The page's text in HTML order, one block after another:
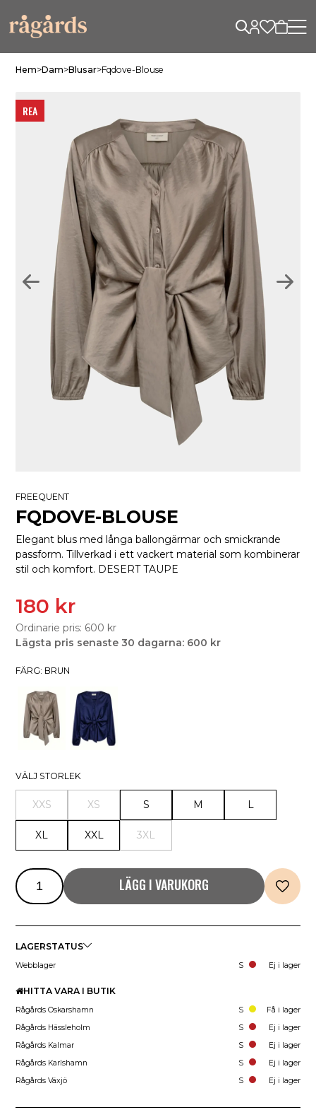
REA
Hem>Dam>Blusar>Fqdove-Blouse
FREEQUENT
FQDOVE-BLOUSE
Elegant blus med långa ballongärmar och smickrande
passform. Tillverkad i ett vackert material som kombinerar
stil och komfort. DESERT TAUPE
180 kr
Ordinarie pris: 600 kr
Lägsta pris senaste 30 dagarna: 600 kr
FÄRG: BRUN
VÄLJ STORLEK
XXS XS S M L
XL XXL 3XL
LÄGG I VARUKORG
LAGERSTATUS
Webblager S Ej i lager
HITTA VARA I BUTIK
Rågårds Oskarshamn S
Få i lager
Rågårds Hässleholm
S
Ej i lager
Rågårds Kalmar
S
Ej i lager
Rågårds Karlshamn
S
Ej i lager
Rågårds Växjö
S Ej i lager